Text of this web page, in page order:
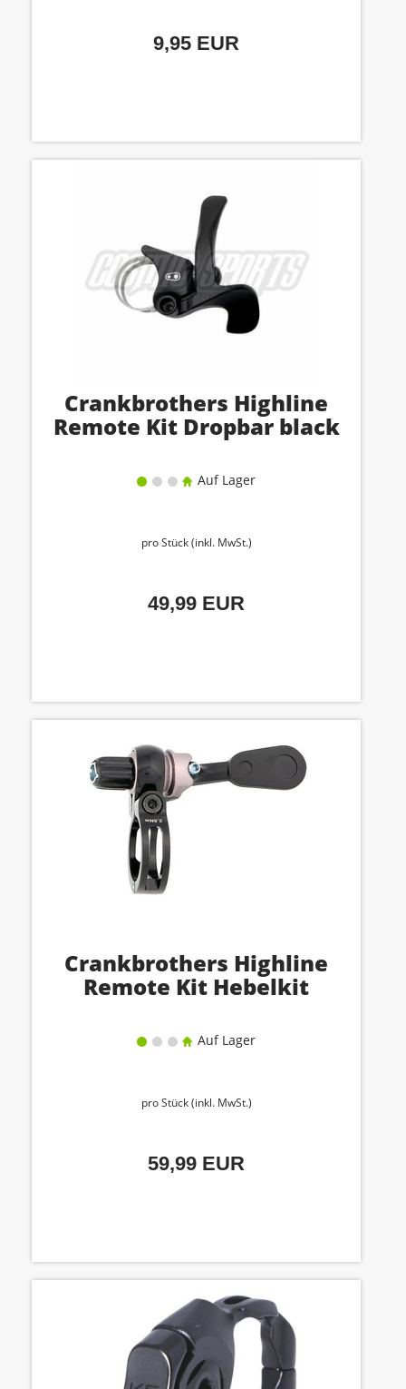
9,95 EUR
Crankbrothers Highline
Remote Kit Dropbar black
Auf Lager
pro Stück (inkl. MwSt.)
49,99 EUR
Crankbrothers Highline
Remote Kit Hebelkit
Auf Lager
pro Stück (inkl. MwSt.)
59,99 EUR